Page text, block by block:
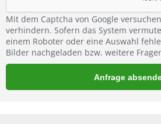
Mit dem Captcha von Google
verhindern. Sofern das System
einem Roboter oder eine Auswahl
Bilder nachgeladen bzw. weitere